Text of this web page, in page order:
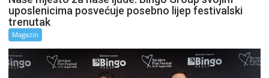
uposlenicima posvećuje posebno lijep festivalski
trenutak
Magazin